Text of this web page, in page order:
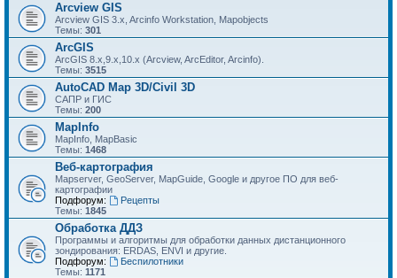
Arcview GIS
Arcview GIS 3.x, Arcinfo Workstation, Mapobjects
Темы: 301
ArcGIS
ArcGIS 8.x,9.x,10.x (Arcview, ArcEditor, Arcinfo).
Темы: 3515
AutoCAD Map 3D/Civil 3D
САПР и ГИС
Темы: 200
MapInfo
MapInfo, MapBasic
Темы: 1468
Веб-картография
Mapserver, GeoServer, MapGuide, Google и другое ПО для веб-
картографии
Подфорум:
Рецепты
Темы: 1845
Обработка ДДЗ
Программы и алгоритмы для обработки данных дистанционного
зондирования: ERDAS, ENVI и другие.
Подфорум:
Беспилотники
Темы: 1171